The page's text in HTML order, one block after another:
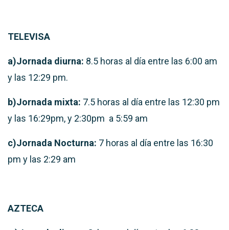
TELEVISA
a)Jornada diurna: 8.5 horas al día entre las 6:00 am
y las 12:29 pm.
b)Jornada mixta: 7.5 horas al día entre las 12:30 pm
y las 16:29pm, y 2:30pm a 5:59 am
c)Jornada Nocturna: 7 horas al día entre las 16:30
pm y las 2:29 am
AZTECA